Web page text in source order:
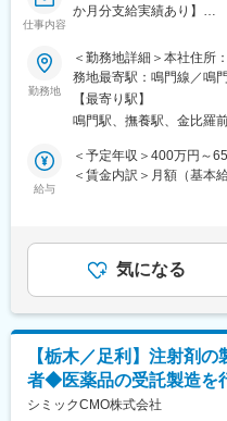
■入社後の流れ
その後、OJTにて業務を
質が最優先であるため、
します。半年から1年か
本教育・研修プログラム
■配属先情報
・課員（正社員）34名、
員17名
■当社の強み
点眼薬の将来性："点眼薬
れますが、少子高齢化が
その需要は高まっていま
負荷が少ない）点眼容器
薬」を有しており、現在
仕事内容
か月分支給実績あり】
■業務概要：
当社は医薬品の製造・販
を受けて製品を製造して
る製品づくりに携われる
入社後は、医薬品やその
ます。作業手順はしっか
スキルを身につけながら
（1）原材料の投入作業
医薬品原料、食品添加物
備へ投入します。作業手
（2）製品包装作業（袋詰
完成した製品を袋や容器
す。作業は機械を使って
め、体を動かすことが得
勤務地
＜勤務地詳細＞本社住所
務地最寄駅：鳴門線／鳴
範囲：会社の定める事業所
【最寄り駅】
鳴門駅、撫養駅、金比羅
給与
＜予定年収＞400万円～
＜賃金内訳＞月額（基本
でも目安の金額であり、
す。月給(月額)は固定手
気になる
【栃木／足利】注射剤
者◆医薬品の受託製造を
シミックCMO株式会社